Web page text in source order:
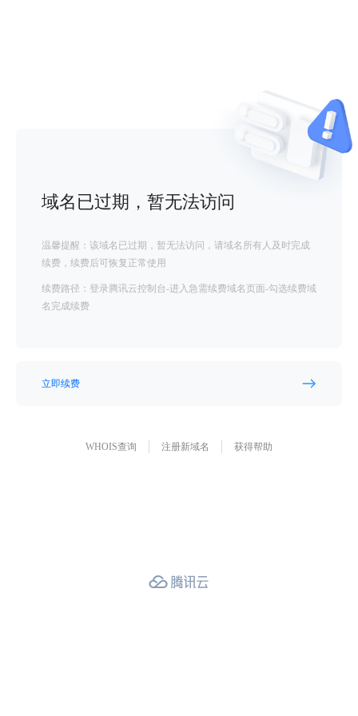
域名已过期，暂无法访问
温馨提醒：该域名已过期，暂无法访问，请域名所有人及时完成
续费，续费后可恢复正常使用
续费路径：登录腾讯云控制台-进入急需续费域名页面-勾选续费域
名完成续费
立即续费
WHOIS查询 注册新域名 获得帮助